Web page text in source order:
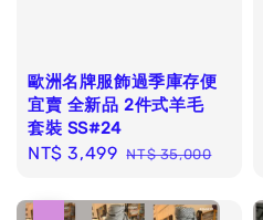
歐洲名牌服飾過季庫存便
宜賣 全新品 2件式羊毛
套裝 SS#24
Sale
NT$ 3,499 Regular
NT$ 35,000